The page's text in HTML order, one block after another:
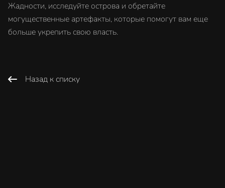
Жадности, исследуйте острова и обретайте
могущественные артефакты, которые помогут вам еще
больше укрепить свою власть.
Назад к списку